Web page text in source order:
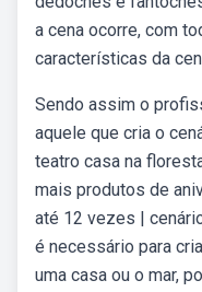
a cena ocorre, com
características da
Sendo assim o
aquele que cria o
teatro casa na
mais produtos de
até 12 vezes |
é necessário para
uma casa ou o mar,